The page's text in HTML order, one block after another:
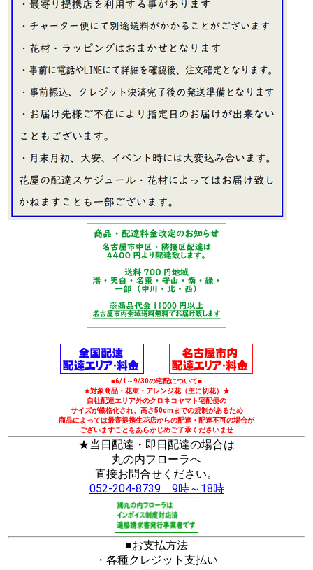
■6/1～9/30の宅配について■
★対象商品・花束・アレンジ花（主に切花）★
自社配達エリア外のクロネコヤマト宅配便の
サイズが厳格化され、高さ50cmまでの規制があるため
商品によっては最寄提携生花店からの配達・配達不可の場合が
ございますことをあらかじめご了承くださいませ
★当日配達・即日配達の場合は
丸の内フローラへ
直接お問合せください。
052-204-8739 9時～18時
■お支払方法
・各種クレジット支払い